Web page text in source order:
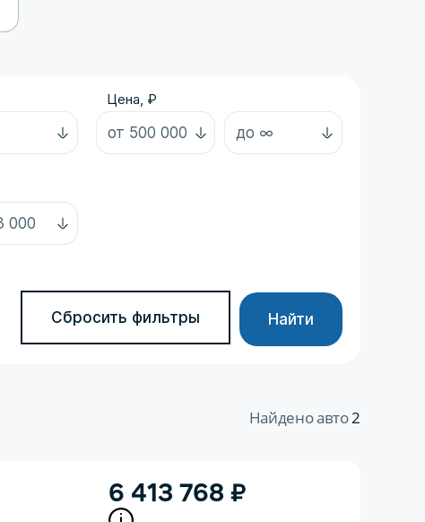
Цена, ₽
Сбросить фильтры Найти
Найдено авто2
6 413 768 ₽